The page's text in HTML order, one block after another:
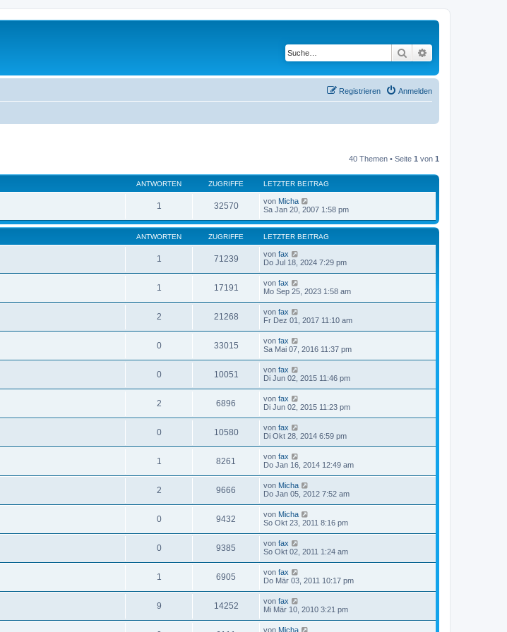
Suche
Anmelden
Registrieren
40 Themen • Seite 1 von 1
ANTWORTEN ZUGRIFFE LETZTER BEITRAG
1 32570 von Micha
Sa Jan 20, 2007 1:58 pm
ANTWORTEN ZUGRIFFE LETZTER BEITRAG
1 71239 von fax
Do Jul 18, 2024 7:29 pm
1 17191 von fax
Mo Sep 25, 2023 1:58 am
2 21268 von fax
Fr Dez 01, 2017 11:10 am
0 33015 von fax
Sa Mai 07, 2016 11:37 pm
0 10051 von fax
Di Jun 02, 2015 11:46 pm
2 6896 von fax
Di Jun 02, 2015 11:23 pm
0 10580 von fax
Di Okt 28, 2014 6:59 pm
1 8261 von fax
Do Jan 16, 2014 12:49 am
2 9666 von Micha
Do Jan 05, 2012 7:52 am
0 9432 von Micha
So Okt 23, 2011 8:16 pm
0 9385 von fax
So Okt 02, 2011 1:24 am
1 6905 von fax
Do Mär 03, 2011 10:17 pm
9 14252 von fax
Mi Mär 10, 2010 3:21 pm
von Micha